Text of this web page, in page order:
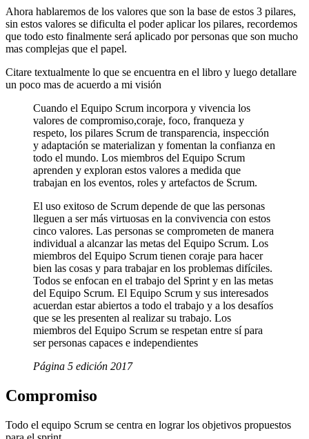
Ahora hablaremos de los valores que son la base de estos 3 pilares,
sin estos valores se dificulta el poder aplicar los pilares, recordemos
que todo esto finalmente será aplicado por personas que son mucho
mas complejas que el papel.
Citare textualmente lo que se encuentra en el libro y luego detallare
un poco mas de acuerdo a mi visión
Cuando el Equipo Scrum incorpora y vivencia los
valores de compromiso,coraje, foco, franqueza y
respeto, los pilares Scrum de transparencia, inspección
y adaptación se materializan y fomentan la confianza en
todo el mundo. Los miembros del Equipo Scrum
aprenden y exploran estos valores a medida que
trabajan en los eventos, roles y artefactos de Scrum.
El uso exitoso de Scrum depende de que las personas
lleguen a ser más virtuosas en la convivencia con estos
cinco valores. Las personas se comprometen de manera
individual a alcanzar las metas del Equipo Scrum. Los
miembros del Equipo Scrum tienen coraje para hacer
bien las cosas y para trabajar en los problemas difíciles.
Todos se enfocan en el trabajo del Sprint y en las metas
del Equipo Scrum. El Equipo Scrum y sus interesados
acuerdan estar abiertos a todo el trabajo y a los desafíos
que se les presenten al realizar su trabajo. Los
miembros del Equipo Scrum se respetan entre sí para
ser personas capaces e independientes
Página 5 edición 2017
Compromiso
Todo el equipo Scrum se centra en lograr los objetivos propuestos